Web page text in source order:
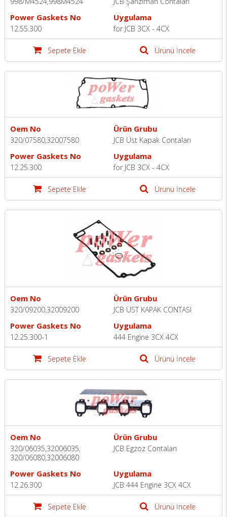
Power Gaskets No
12.55.300
Uygulama
for JCB 3CX - 4CX
Sepete Ekle Ürünü İncele
Oem No
320/07580,32007580
Ürün Grubu
JCB Üst Kapak Contaları
Power Gaskets No
12.25.300
Uygulama
for JCB 3CX - 4CX
Sepete Ekle Ürünü İncele
Oem No
320/09200,32009200
Ürün Grubu
JCB ÜST KAPAK CONTASI
Power Gaskets No
12.25.300-1
Uygulama
444 Engine 3CX 4CX
Sepete Ekle Ürünü İncele
Oem No
320/06035,32006035,
320/06080,32006080
Ürün Grubu
JCB Egzoz Contaları
Power Gaskets No
12.26.300
Uygulama
JCB 444 Engine 3CX 4CX
Sepete Ekle Ürünü İncele